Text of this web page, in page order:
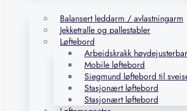
Balansert leddarm / avlastningarm
Jekketralle og pallestabler
Løftebord
Arbeidskrakk
Mobile løftebord
Siegmund løftebord til
Stasjonært løftebord
Stasjonært løftebord